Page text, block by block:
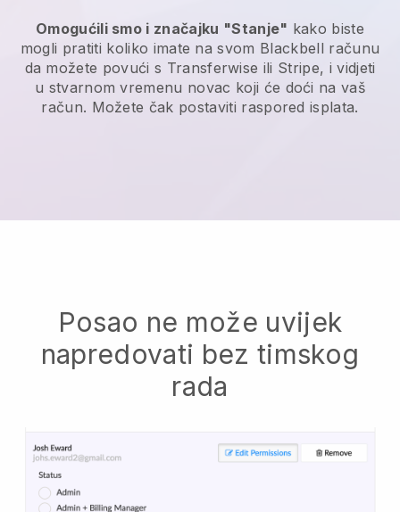
Omogućili smo i značajku "Stanje" kako biste
mogli pratiti koliko imate na svom Blackbell računu
da možete povući s Transferwise ili Stripe, i vidjeti
u stvarnom vremenu novac koji će doći na vaš
račun. Možete čak postaviti raspored isplata.
Posao ne može uvijek
napredovati bez timskog
rada